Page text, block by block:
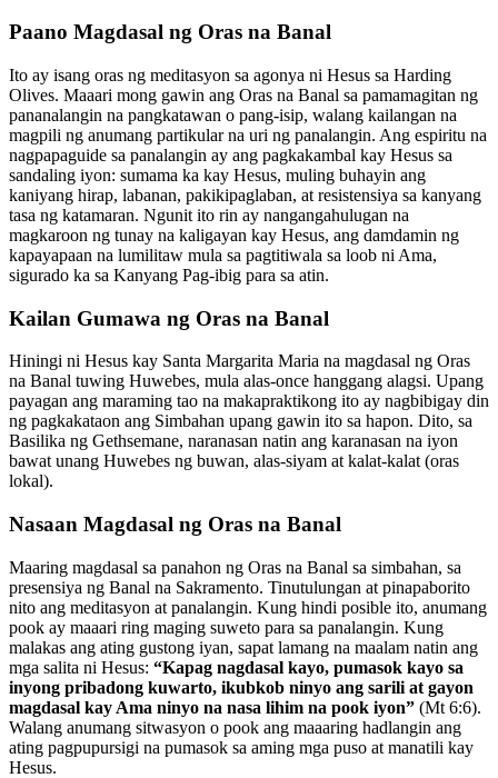
Paano Magdasal ng Oras na Banal
Ito ay isang oras ng meditasyon sa agonya ni Hesus sa Harding
Olives. Maaari mong gawin ang Oras na Banal sa pamamagitan ng
pananalangin na pangkatawan o pang-isip, walang kailangan na
magpili ng anumang partikular na uri ng panalangin. Ang espiritu na
nagpapaguide sa panalangin ay ang pagkakambal kay Hesus sa
sandaling iyon: sumama ka kay Hesus, muling buhayin ang
kaniyang hirap, labanan, pakikipaglaban, at resistensiya sa kanyang
tasa ng katamaran. Ngunit ito rin ay nangangahulugan na
magkaroon ng tunay na kaligayan kay Hesus, ang damdamin ng
kapayapaan na lumilitaw mula sa pagtitiwala sa loob ni Ama,
sigurado ka sa Kanyang Pag-ibig para sa atin.
Kailan Gumawa ng Oras na Banal
Hiningi ni Hesus kay Santa Margarita Maria na magdasal ng Oras
na Banal tuwing Huwebes, mula alas-once hanggang alagsi. Upang
payagan ang maraming tao na makapraktikong ito ay nagbibigay din
ng pagkakataon ang Simbahan upang gawin ito sa hapon. Dito, sa
Basilika ng Gethsemane, naranasan natin ang karanasan na iyon
bawat unang Huwebes ng buwan, alas-siyam at kalat-kalat (oras
lokal).
Nasaan Magdasal ng Oras na Banal
Maaring magdasal sa panahon ng Oras na Banal sa simbahan, sa
presensiya ng Banal na Sakramento. Tinutulungan at pinapaborito
nito ang meditasyon at panalangin. Kung hindi posible ito, anumang
pook ay maaari ring maging suweto para sa panalangin. Kung
malakas ang ating gustong iyan, sapat lamang na maalam natin ang
mga salita ni Hesus: “Kapag nagdasal kayo, pumasok kayo sa
inyong pribadong kuwarto, ikubkob ninyo ang sarili at gayon
magdasal kay Ama ninyo na nasa lihim na pook iyon” (Mt 6:6).
Walang anumang sitwasyon o pook ang maaaring hadlangin ang
ating pagpupursigi na pumasok sa aming mga puso at manatili kay
Hesus.